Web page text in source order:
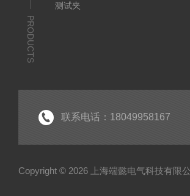
PRODUCTS
测试夹
联系电话：18049958167
Copyright © 2026 上海端懿电气科技有限